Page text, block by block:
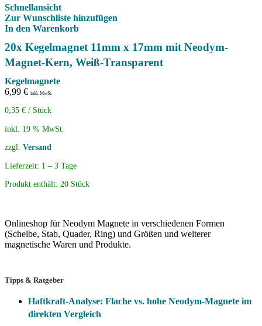
Schnellansicht
Zur Wunschliste hinzufügen
In den Warenkorb
20x Kegelmagnet 11mm x 17mm mit Neodym-
Magnet-Kern, Weiß-Transparent
Kegelmagnete
6,99 € inkl. MwSt.
0,35 € / Stück
inkl. 19 % MwSt.
zzgl. Versand
Lieferzeit: 1 – 3 Tage
Produkt enthält: 20 Stück
Onlineshop für Neodym Magnete in verschiedenen Formen
(Scheibe, Stab, Quader, Ring) und Größen und weiterer
magnetische Waren und Produkte.
Tipps & Ratgeber
Haftkraft-Analyse: Flache vs. hohe Neodym-Magnete im
direkten Vergleich